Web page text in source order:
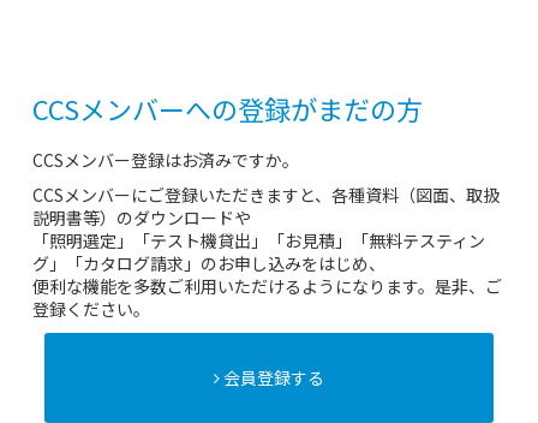
CCSメンバーへの登録がまだの方
CCSメンバー登録はお済みですか。
CCSメンバーにご登録いただきますと、各種資料（図面、取扱
説明書等）のダウンロードや
「照明選定」「テスト機貸出」「お見積」「無料テスティン
グ」「カタログ請求」のお申し込みをはじめ、
便利な機能を多数ご利用いただけるようになります。是非、ご
登録ください。
会員登録する